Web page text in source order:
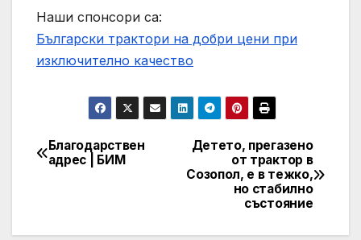
Наши спонсори са:
Български трактори на добри цени при
изключително качество
Post
Детето, прегазено
от трактор в
Созопол, е в тежко,
но стабилно
състояние
Благодарствен
адрес | БИМ